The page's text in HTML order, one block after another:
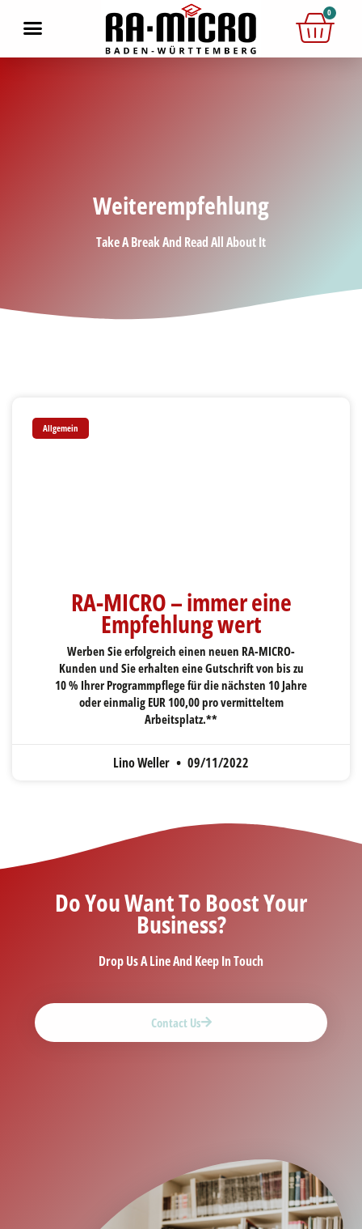
0
Weiterempfehlung
Take A Break And Read All About It
Allgemein
RA-MICRO – immer eine
Empfehlung wert
Werben Sie erfolgreich einen neuen RA-MICRO-
Kunden und Sie erhalten eine Gutschrift von bis zu
10 % Ihrer Programmpflege für die nächsten 10 Jahre
oder einmalig EUR 100,00 pro vermitteltem
Arbeitsplatz.**
Lino Weller 09/11/2022
Do You Want To Boost Your
Business?
Drop Us A Line And Keep In Touch
Contact Us